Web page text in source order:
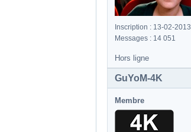
Inscription : 13-02-2013
Messages : 14 051
Hors ligne
GuYoM-4K
Membre